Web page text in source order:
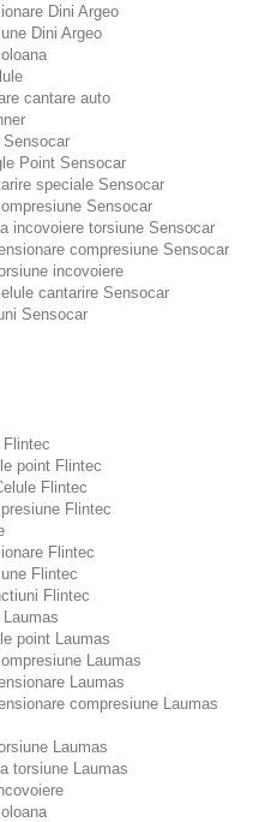
Dini Argeo
Dini Argeo
cantare auto
Sensocar
Point Sensocar
speciale Sensocar
Sensocar
incovoiere torsiune Sensocar
compresiune Sensocar
incovoiere
cantarire Sensocar
Sensocar
Flintec
point Flintec
Flintec
Flintec
Flintec
Flintec
Flintec
Laumas
point Laumas
Laumas
Laumas
compresiune Laumas
Laumas
torsiune Laumas